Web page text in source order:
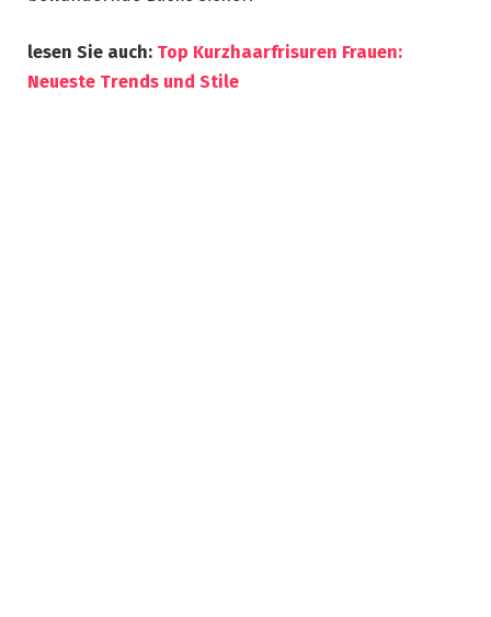
lesen Sie auch: Top Kurzhaarfrisuren Frauen:
Neueste Trends und Stile